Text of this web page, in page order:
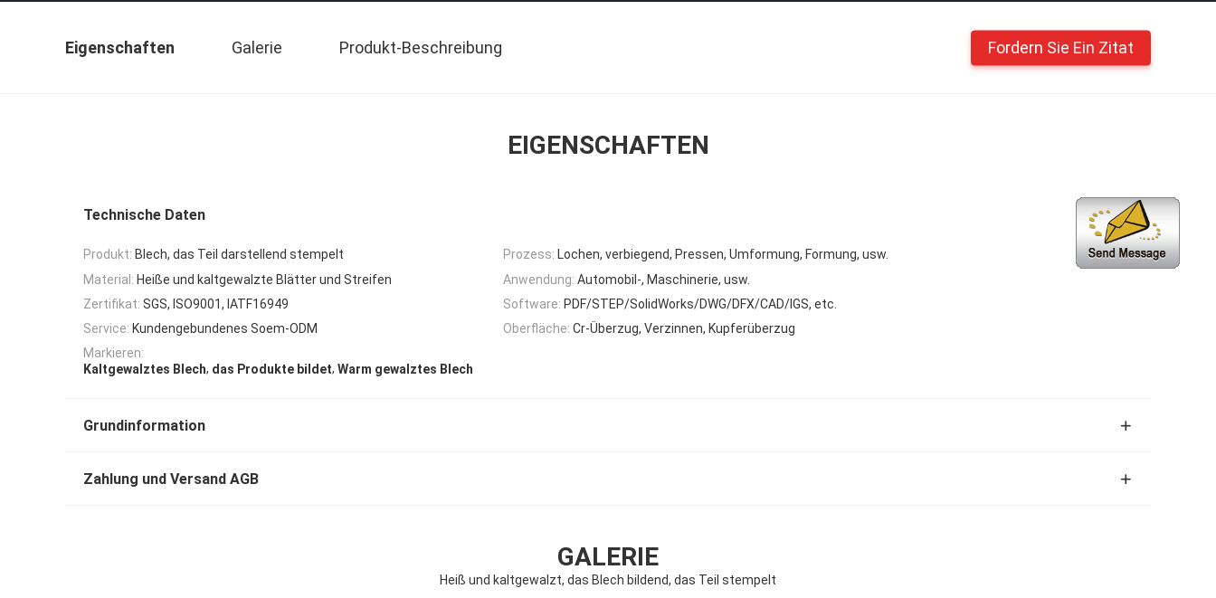
Eigenschaften Galerie Produkt-Beschreibung Fordern Sie Ein Zitat
EIGENSCHAFTEN
Technische Daten
Produkt: Blech, das Teil darstellend stempelt Prozess: Lochen, verbiegend, Pressen, Umformung, Formung, usw.
Material: Heiße und kaltgewalzte Blätter und Streifen Anwendung: Automobil-, Maschinerie, usw.
Zertifikat: SGS, ISO9001, IATF16949 Software: PDF/STEP/SolidWorks/DWG/DFX/CAD/IGS, etc.
Service: Kundengebundenes Soem-ODM Oberfläche: Cr-Überzug, Verzinnen, Kupferüberzug
Markieren:
Kaltgewalztes Blech, das Produkte bildet, Warm gewalztes Blech
Grundinformation
Zahlung und Versand AGB
GALERIE
Heiß und kaltgewalzt, das Blech bildend, das Teil stempelt